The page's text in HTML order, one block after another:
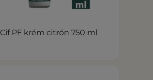
Cif PF krém citrón 750 ml